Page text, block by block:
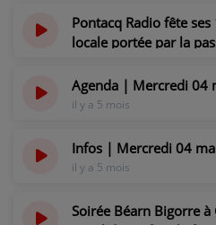
Pontacq Radio fête
locale portée par la
il y a 5 mois
Agenda | Mercredi 04
il y a 5 mois
Infos | Mercredi 04
il y a 5 mois
Soirée Béarn Bigorre